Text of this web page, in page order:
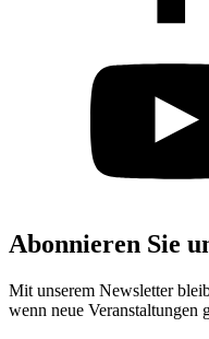
Abonnieren Sie
Mit unserem Newsletter
wenn neue Veranstaltungen